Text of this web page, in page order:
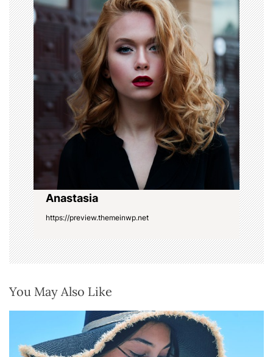
i
g
a
t
i
o
n
Anastasia
https://preview.themeinwp.net
You May Also Like